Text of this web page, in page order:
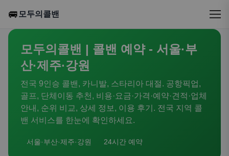
🚐 모두의콜밴
모두의콜밴 | 콜밴 예약 - 서울·부
산·제주·강원
전국 9인승 콜밴, 카니발, 스타리아 대절. 공항픽업,
골프, 단체이동 추천, 비용·요금·가격·예약·견적·업체
안내, 순위 비교, 상세 정보, 이용 후기. 전국 지역 콜
밴 서비스를 한눈에 확인하세요.
서울·부산·제주·강원 24시간 예약